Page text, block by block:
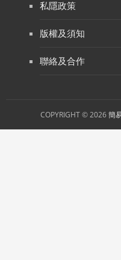
私隱政策
版權及須知
聯絡及合作
COPYRIGHT © 2026簡